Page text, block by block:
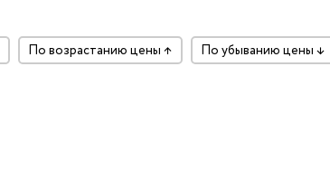
по возрастанию цены ↑ по убыванию цены ↓